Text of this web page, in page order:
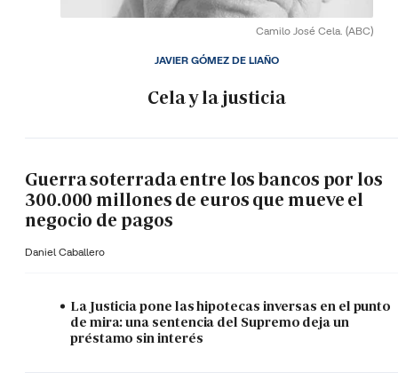
Camilo José Cela. (ABC)
Cela y la justicia
JAVIER GÓMEZ DE LIAÑO
Guerra soterrada entre los bancos por los
300.000 millones de euros que mueve el
negocio de pagos
Daniel Caballero
La Justicia pone las hipotecas inversas en el punto
de mira: una sentencia del Supremo deja un
préstamo sin interés